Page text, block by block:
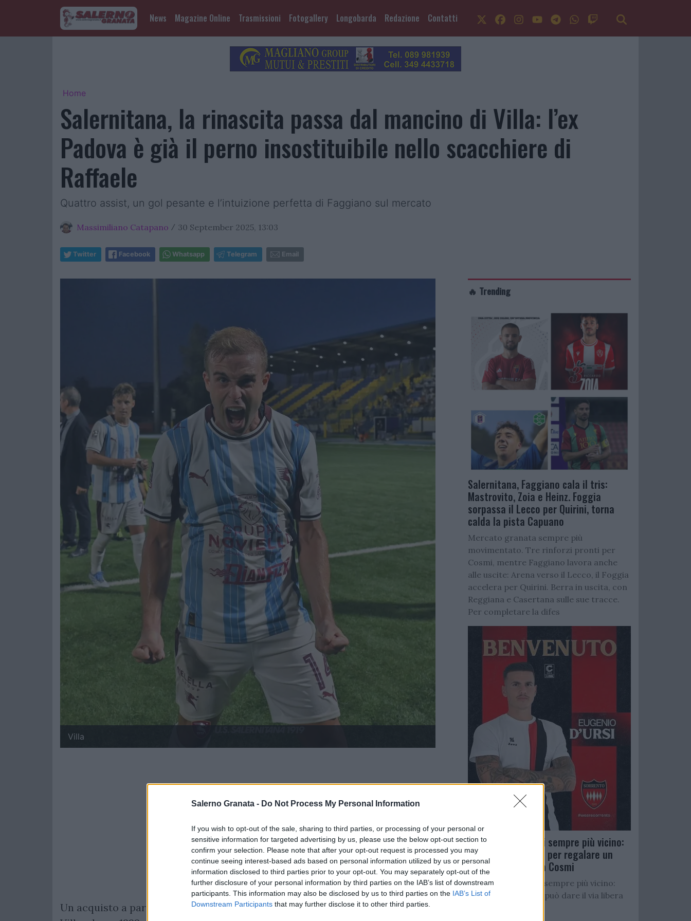
Salerno Granata - Do Not Process My Personal Information
If you wish to opt-out of the sale, sharing to third parties, or processing of your personal or
sensitive information for targeted advertising by us, please use the below opt-out section to
confirm your selection. Please note that after your opt-out request is processed you may
continue seeing interest-based ads based on personal information utilized by us or personal
information disclosed to third parties prior to your opt-out. You may separately opt-out of the
further disclosure of your personal information by third parties on the IAB’s list of downstream
participants. This information may also be disclosed by us to third parties on the IAB’s List of
Downstream Participants that may further disclose it to other third parties.
News Magazine Online Trasmissioni Fotogallery Longobarda Redazione Contatti
Home
Salernitana, la rinascita passa dal mancino di Villa: l’ex
Padova è già il perno insostituibile nello scacchiere di
Raffaele
Quattro assist, un gol pesante e l’intuizione perfetta di Faggiano sul mercato
Massimiliano Catapano / 30 September 2025, 13:03
Twitter Facebook Whatsapp Telegram Email
Villa
Un acquisto a parametro zero che oggi profuma di colpo da maestro. Luca
🔥 Trending
Salernitana, Faggiano cala il tris:
Mastrovito, Zoia e Heinz. Foggia
sorpassa il Lecco per Quirini, torna
calda la pista Capuano
Mercato granata sempre più
movimentato. Tre rinforzi pronti per
Cosmi, mentre Faggiano lavora anche
alle uscite: Arena verso il Lecco, il Foggia
accelera per Quirini. Berra in uscita, con
Reggiana e Casertana sulle sue tracce.
Per completare la difes
Salernitana, D’Ursi sempre più vicino:
Faggiano accelera per regalare un
altro attaccante a Cosmi
Salernitana, D’Ursi sempre più vicino:
Starita al Sorrento può dare il via libera